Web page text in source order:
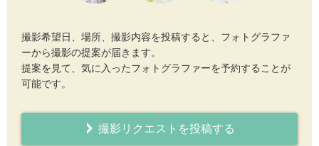
撮影希望日、場所、撮影内容を投稿すると、フォトグラファ
ーから撮影の提案が届きます。
提案を見て、気に入ったフォトグラファーを予約することが
可能です。
撮影リクエストを投稿する